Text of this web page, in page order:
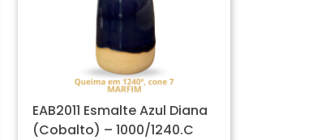
EAB2011 Esmalte Azul Diana
(Cobalto) – 1000/1240.C